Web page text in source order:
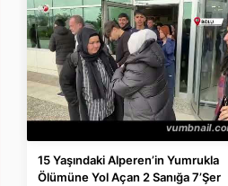
15 Yaşındaki Alperen’in Yumrukla
Ölümüne Yol Açan 2 Sanığa 7’şer